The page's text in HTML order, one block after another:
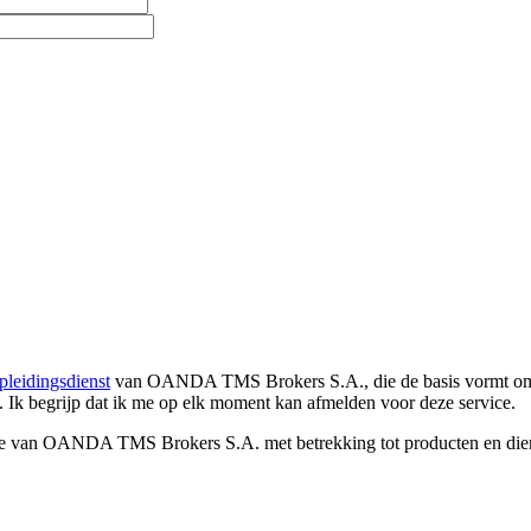
van OANDA TMS Brokers S.A., die de basis vormt
Ik begrijp dat ik me op elk moment kan afmelden voor deze service.
OANDA TMS Brokers S.A. met betrekking tot producten en